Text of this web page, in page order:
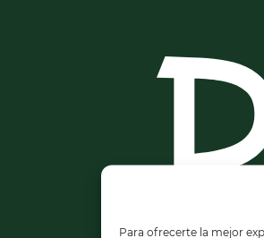
Para ofrecerte la mejor